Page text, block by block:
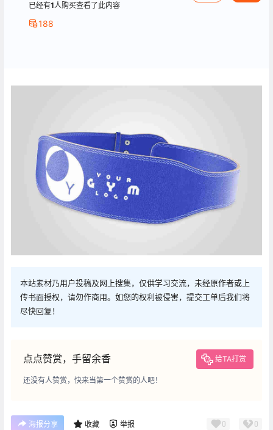
已经有1人购买查看了此内容
188
本站素材乃用户投稿及网上搜集，仅供学习交流，未经原作者或上
传书面授权，请勿作商用。如您的权利被侵害，提交工单后我们将
尽快回复！
点点赞赏，手留余香 给TA打赏
还没有人赞赏，快来当第一个赞赏的人吧！
海报分享 收藏 举报 0 0